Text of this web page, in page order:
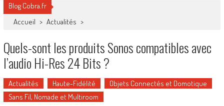
Blog Cobra.fr
Accueil > Actualités >
Quels-sont les produits Sonos compatibles avec
l’audio Hi-Res 24 Bits ?
Actualités Haute-Fidélité
Objets Connectés et Domotique
Sans Fil, Nomade et Multiroom